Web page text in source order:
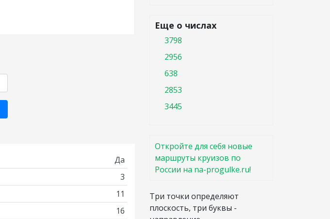
Да
3
11
16
Еще о числах
3798
2956
638
2853
3445
Откройте для себя новые
маршруты круизов по
России на na-progulke.ru!
Три точки определяют
плоскость, три буквы -